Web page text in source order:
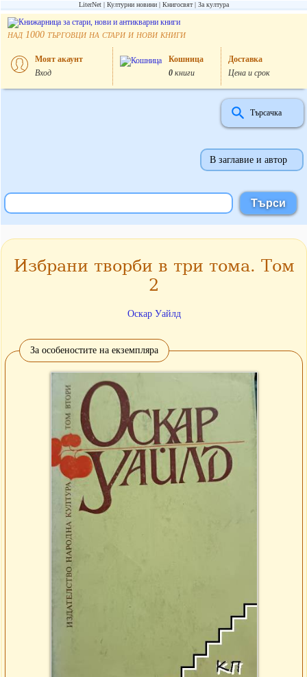
LiterNet Културни новини Книгосвят За култура
над 1000 търговци на стари и нови книги
Моят акаунт
Вход
Кошница
0книги
Доставка
Цена и срок
Търсачка
В заглавие и автор
Избрани творби в три тома. Том
2
Оскар Уайлд
За особеностите на екземпляра